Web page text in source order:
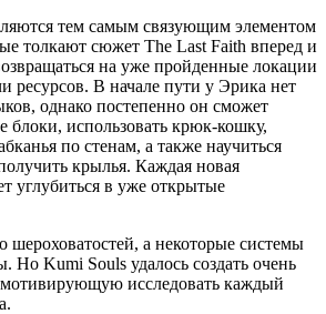
тем самым связующим элементом
толкают сюжет The Last Faith вперед и
на уже пройденные локации
ресурсов. В начале пути у Эрика нет
однако постепенно он сможет
блоки, использовать крюк-кошку,
по стенам, а также научиться
крылья. Каждая новая
углубиться в уже открытые
шероховатостей, а некоторые системы
Но Kumi Souls удалось создать очень
мотивирующую исследовать каждый